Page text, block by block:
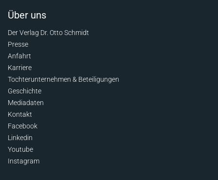
Über uns
Der Verlag Dr. Otto Schmidt
Presse
Anfahrt
Karriere
Tochterunternehmen & Beteiligungen
Geschichte
Mediadaten
Kontakt
Facebook
Linkedin
Youtube
Instagram